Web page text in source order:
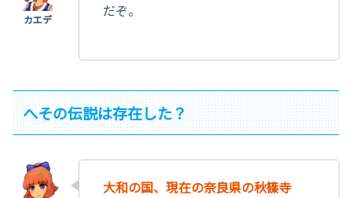
だぞ。
へその伝説は存在した？
大和の国、現在の奈良県の秋篠寺